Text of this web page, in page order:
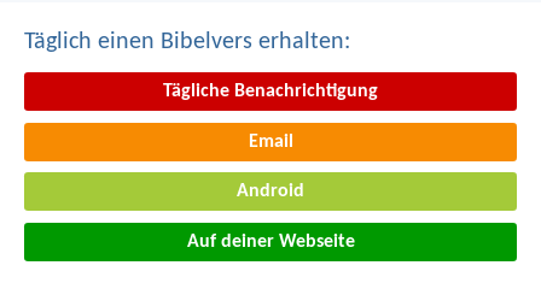
Täglich einen Bibelvers erhalten:
Tägliche Benachrichtigung
Email
Android
Auf deiner Webseite